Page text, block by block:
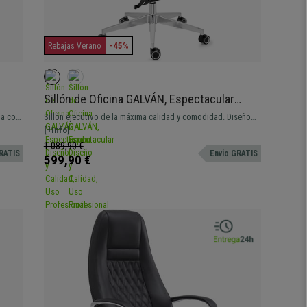
con
Rebajas Verano -45%
Sillón de Oficina GALVÁN, Espectacular
Diseño y Calidad, Uso Profesional 8H, Cuero
Negro
Sillón ejecutivo de la máxima calidad y comodidad. Diseño
exclusivo y materiales premium (cuero auténtico), uso 8h
[+Info]
1.089,90 €
599,90 € Envio GRATIS